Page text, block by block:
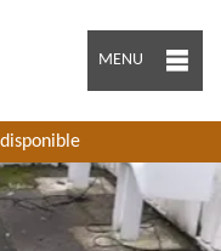
MENU